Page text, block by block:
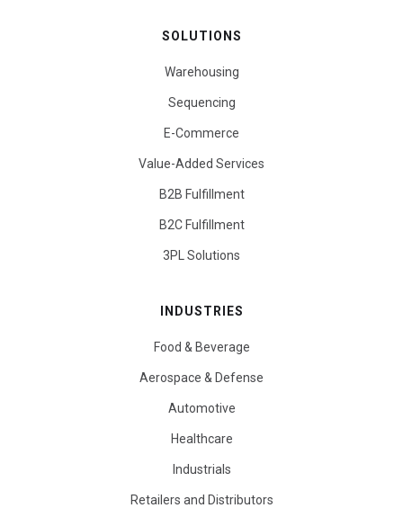
SOLUTIONS
Warehousing
Sequencing
E-Commerce
Value-Added Services
B2B Fulfillment
B2C Fulfillment
3PL Solutions
INDUSTRIES
Food & Beverage
Aerospace & Defense
Automotive
Healthcare
Industrials
Retailers and Distributors